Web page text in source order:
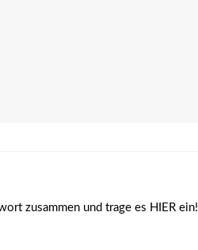
zusammen und trage es HIER ein!